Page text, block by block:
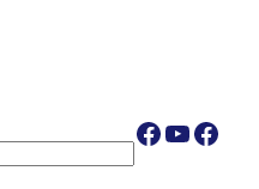
Facebook